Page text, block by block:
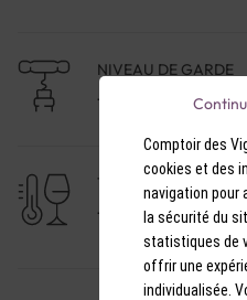
NIVEAU DE GARDE
1 à 3 ans
TEMPÉRATURE DE
11-12°C
Comptoir des
cookies et des
navigation pour
la sécurité du
statistiques de
offrir une
individualisée.